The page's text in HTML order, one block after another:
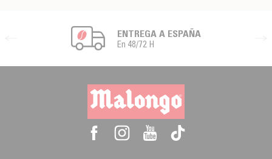
ENTREGA A ESPAÑA
En 48/72 H